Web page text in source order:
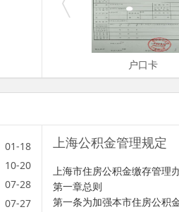
户口卡
01-18
10-20
07-28
07-27
上海公积金管理规定
上海市住房公积金缴存管理
第一章总则
第一条为加强本市住房公积